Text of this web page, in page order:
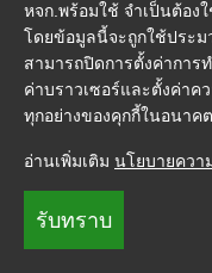
หจก.พร้อมใช้ จำเป็นต้อง
โดยข้อมูลนี้จะถูกใช้ประม
สามารถปิดการตั้งค่าการ
ค่าบราวเซอร์และตั้งค่าค
ทุกอย่างของคุกกี้ในอนาคต
อ่านเพิ่มเติม นโยบายควา
รับทราบ